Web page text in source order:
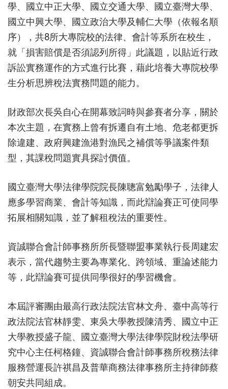
學、國立中正大學、國立交通大學、國立臺灣大學、
國立中興大學、國立政治大學及輔仁大學（依報名順
序），共8所大專院校的法律、會計等系所在校生，
就「損害賠償是否須認列所得」此議題，以貼近行政
訴訟實務運作的方式進行比賽，藉此培養大專院校學
生分析思辨稅法實務問題的能力。
財政部次長吳自心在開幕致詞時與參賽者分享，關於
本次主題，在實務上曾有拆遷自有土地、危老都更拆
除違建、政府興建漁港對漁民之補償等爭議案件類
型，其課稅問題實具探討價值。
國立臺灣大學法律學院院長陳聰富勉勵學子，法律人
應多學習商業、會計等知識，而此辯論賽正可使同學
拓展相關知識，並了解租稅法的重要性。
資誠聯合會計師事務所所長暨聯盟事業執行長周建宏
表示，當代趨勢主要為專業化、跨領域、重論述能力
等，此辯論賽可提供同學很好的學習機會。
本屆評審團由最高行政法院法官林文舟、臺中高等行
政法院法官林靜雯、東吳大學教授陳清秀、國立中正
大學教授盛子龍、國立臺灣大學法律學院財稅法學研
究中心主任柯格鐘、資誠聯合會計師事務所稅務法律
服務營運長許祺昌及普華商務法律事務所主持律師蔡
朝安共同組成。